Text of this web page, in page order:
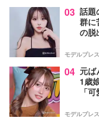
03 話題
群に
の脱
モデルプレス
04 元ば
1歳
「
モデルプレス